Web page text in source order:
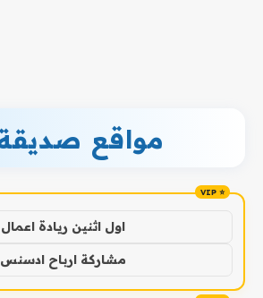
مواقع
اول اثنين ريادة اعمال
مشاركة ارباح ادسنس